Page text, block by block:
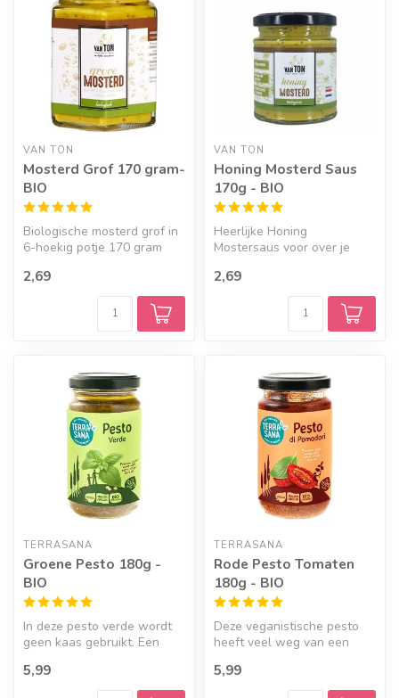
VAN TON
Mosterd Grof 170 gram-
BIO
Biologische mosterd grof in
6-hoekig potje 170 gram
2,69
VAN TON
Honing Mosterd Saus
170g - BIO
Heerlijke Honing
Mostersaus voor over je
ook heerlijk ...
2,69
TERRASANA
Groene Pesto 180g -
BIO
In deze pesto verde wordt
geen kaas gebruikt. Een
smaakmaker!
5,99
TERRASANA
Rode Pesto Tomaten
180g - BIO
Deze veganistische pesto
heeft veel weg van een
toastj...
5,99